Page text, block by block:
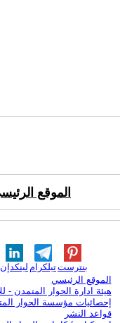
الموقع
لينكدإن تيلكرامبنترست
الموقع الرئيسي
هيئة ادارة الحوار المتمدن -
إحصائيات مؤسسة الحوار
قواعد النشر